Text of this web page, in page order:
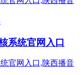
系统官网入口